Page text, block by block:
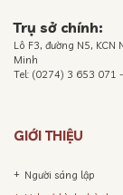
Trụ sở chính:
Lô F3, đường N5,
Minh
Tel: (0274) 3 653 071
GIỚI THIỆU
Người sáng lập